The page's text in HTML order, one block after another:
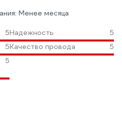
Менее месяца
5Надежность
5
5Качество провода
5
5